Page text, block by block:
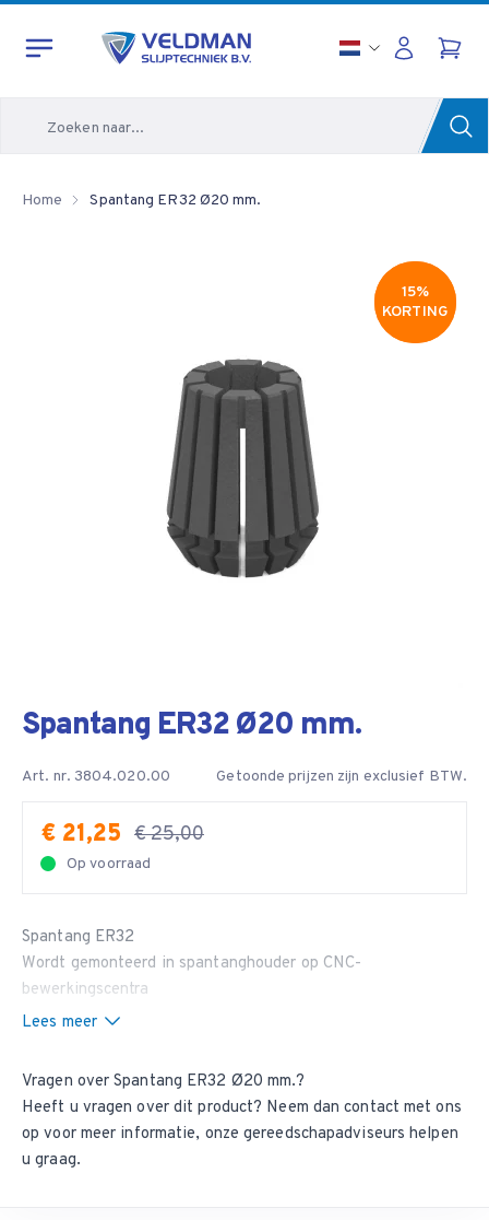
Home Spantang ER32 Ø20 mm.
15%
KORTING
15%
KORTING
Spantang ER32 Ø20 mm.
Art. nr. 3804.020.00 Getoonde prijzen zijn exclusief BTW.
€ 21,25 € 25,00
Op voorraad
Spantang ER32
Wordt gemonteerd in spantanghouder op CNC-
bewerkingscentra
Lees meer
Vragen over Spantang ER32 Ø20 mm.?
Heeft u vragen over dit product? Neem dancontact met ons
op voor meer informatie, onze gereedschapadviseurs helpen
u graag.